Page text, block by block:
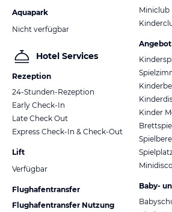
virtuellen Trainingsprogrammen, u. a.
-GroupFitness-Raum
-Body&Mind-Raum am Strand mit Blick
-Indoor-Cycling-Raum
-großzügiger PersonalTraining-Raum im
WellFit®-Spa (ab 16 Jahren)
-Finnische Sauna (textilfrei, gemischt)
-Sanarium (textilfrei, gemischt)
-Textilsauna (gemischt)
-Textilfreier und textiler In- und Outdoor-
-Massageräume für für Einzel- und
Wellnessbad, Dampfbad und
Aquapark
Nicht verfügbar
Hotel Services
Rezeption
24-Stunden-Rezeption
Early Check-In
Late Check Out
Express Check-In & Check-Out
Lift
Verfügbar
Flughafentransfer
Flughafentransfer Nutzung
Miniclub
Kinder
Minidisco
Baby-